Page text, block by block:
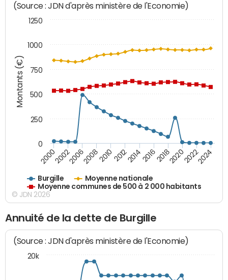
Montants (€)
(Source : JDN d'après ministère de l'Economie)
Burgille
Moyenne nationale
Moyenne communes de 500 à 2 000 habitants
200020022006200820102012201420162018202020222024
0
250
500
750
1000
1250
© JDN 2026
Annuité de la dette de Burgille
(Source : JDN d'après ministère de l'Economie)
20k